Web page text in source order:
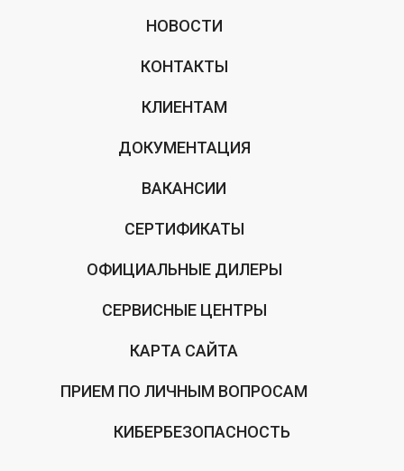
НОВОСТИ
КОНТАКТЫ
КЛИЕНТАМ
ДОКУМЕНТАЦИЯ
ВАКАНСИИ
СЕРТИФИКАТЫ
ОФИЦИАЛЬНЫЕ ДИЛЕРЫ
СЕРВИСНЫЕ ЦЕНТРЫ
КАРТА САЙТА
ПРИЕМ ПО ЛИЧНЫМ ВОПРОСАМ
КИБЕРБЕЗОПАСНОСТЬ